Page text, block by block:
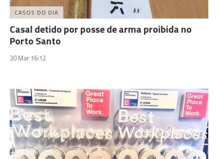
CASOS DO DIA
Casal detido por posse de arma proibida no
Porto Santo
30 Mar 16:12